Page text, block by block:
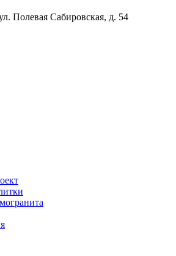
Полевая Сабировская, д. 54